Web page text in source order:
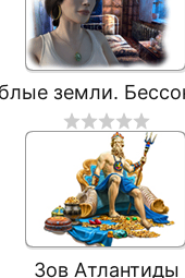
земли.
Зов Атлантиды